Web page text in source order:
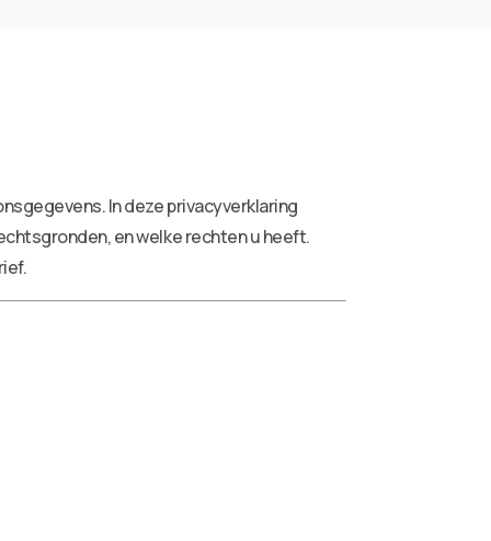
In deze privacyverklaring
en welke rechten u heeft.